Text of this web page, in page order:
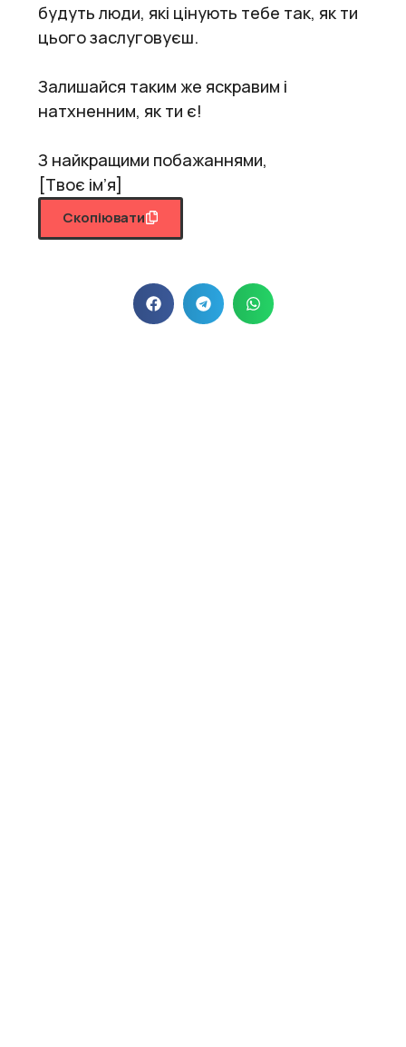
будуть люди, які цінують тебе так, як ти
цього заслуговуєш.
Залишайся таким же яскравим і
натхненним, як ти є!
З найкращими побажаннями,
[Твоє ім’я]
Скопіювати